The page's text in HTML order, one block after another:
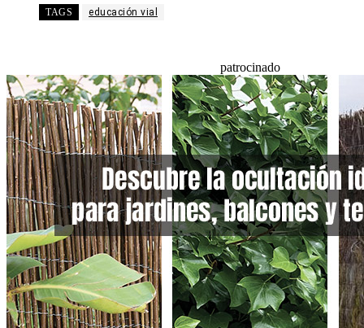
TAGS educación vial
patrocinado